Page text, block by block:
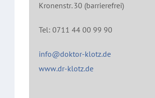
Kronenstr. 30 (barrierefrei)
Tel: 0711 44 00 99 90
info@doktor-klotz.de
www.dr-klotz.de